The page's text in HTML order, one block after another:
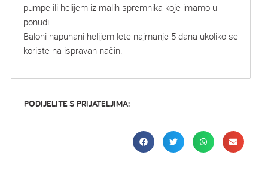
pumpe ili helijem iz malih spremnika koje imamo u
ponudi.
Baloni napuhani helijem lete najmanje 5 dana ukoliko se
koriste na ispravan način.
PODIJELITE S PRIJATELJIMA: